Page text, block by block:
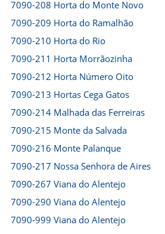
7090-208 Horta do Monte Novo
7090-209 Horta do Ramalhão
7090-210 Horta do Rio
7090-211 Horta Morrãozinha
7090-212 Horta Número Oito
7090-213 Hortas Cega Gatos
7090-214 Malhada das Ferreiras
7090-215 Monte da Salvada
7090-216 Monte Palanque
7090-217 Nossa Senhora de Aires
7090-267 Viana do Alentejo
7090-290 Viana do Alentejo
7090-999 Viana do Alentejo